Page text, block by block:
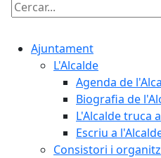
Cercar:
Ajuntament
L'Alcalde
Agenda de
Biografia de
L'Alcalde truca
Escriu a
Consistori i